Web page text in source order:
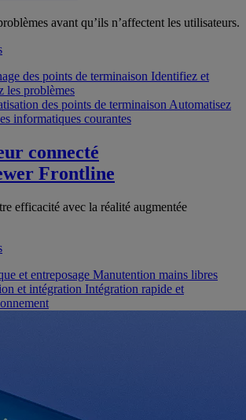
avant qu’ils n’affectent les utilisateurs.
des points de terminaison Identifiez et
les problèmes
des points de terminaison Automatisez
informatiques courantes
connecté
Frontline
efficacité avec la réalité augmentée
et entreposage Manutention mains libres
et intégration Intégration rapide et